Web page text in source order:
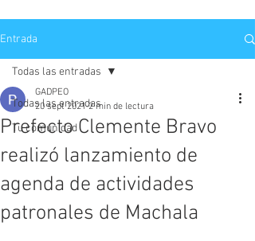
Entrada
Todas las entradas
Tu comunidad
Todas las entradas
Prefecto Clemente Bravo
realizó lanzamiento de
agenda de actividades
patronales de Machala
GADPEO
20 sept 2021 2 min de lectura